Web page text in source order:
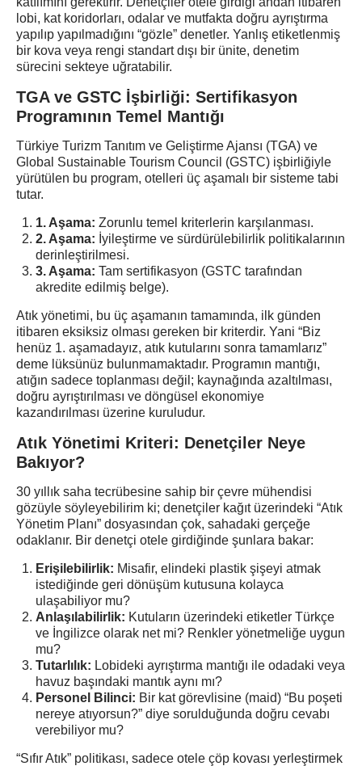
lobi, kat koridorları, odalar ve mutfakta doğru ayrıştırma
yapılıp yapılmadığını “gözle” denetler. Yanlış etiketlenmiş
bir kova veya rengi standart dışı bir ünite, denetim
sürecini sekteye uğratabilir.
TGA ve GSTC İşbirliği: Sertifikasyon
Programının Temel Mantığı
Türkiye Turizm Tanıtım ve Geliştirme Ajansı (TGA) ve
Global Sustainable Tourism Council (GSTC) işbirliğiyle
yürütülen bu program, otelleri üç aşamalı bir sisteme tabi
tutar.
1. Aşama: Zorunlu temel kriterlerin karşılanması.
2. Aşama: İyileştirme ve sürdürülebilirlik politikalarının
derinleştirilmesi.
3. Aşama: Tam sertifikasyon (GSTC tarafından
akredite edilmiş belge).
Atık yönetimi, bu üç aşamanın tamamında, ilk günden
itibaren eksiksiz olması gereken bir kriterdir. Yani “Biz
henüz 1. aşamadayız, atık kutularını sonra tamamlarız”
deme lüksünüz bulunmamaktadır. Programın mantığı,
atığın sadece toplanması değil; kaynağında azaltılması,
doğru ayrıştırılması ve döngüsel ekonomiye
kazandırılması üzerine kuruludur.
Atık Yönetimi Kriteri: Denetçiler Neye
Bakıyor?
30 yıllık saha tecrübesine sahip bir çevre mühendisi
gözüyle söyleyebilirim ki; denetçiler kağıt üzerindeki “Atık
Yönetim Planı” dosyasından çok, sahadaki gerçeğe
odaklanır. Bir denetçi otele girdiğinde şunlara bakar:
Erişilebilirlik: Misafir, elindeki plastik şişeyi atmak
istediğinde geri dönüşüm kutusuna kolayca
ulaşabiliyor mu?
Anlaşılabilirlik: Kutuların üzerindeki etiketler Türkçe
ve İngilizce olarak net mi? Renkler yönetmeliğe uygun
mu?
Tutarlılık: Lobideki ayrıştırma mantığı ile odadaki veya
havuz başındaki mantık aynı mı?
Personel Bilinci: Bir kat görevlisine (maid) “Bu poşeti
nereye atıyorsun?” diye sorulduğunda doğru cevabı
verebiliyor mu?
“Sıfır Atık” politikası, sadece otele çöp kovası yerleştirmek